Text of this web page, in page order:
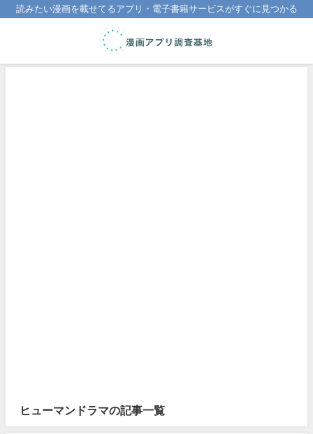
読みたい漫画を載せてるアプリ・電子書籍サービスがすぐに見つかる
ヒューマンドラマの記事一覧